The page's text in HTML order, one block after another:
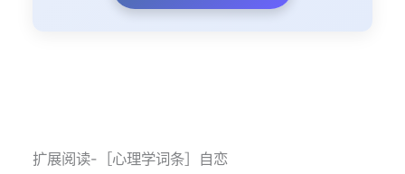
扩展阅读-［心理学词条］自恋